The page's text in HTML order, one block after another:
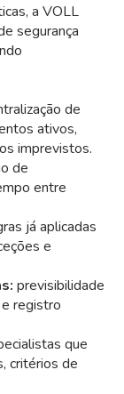
a VOLL
segurança
de
ativos,
imprevistos.
de
entre
já aplicadas
e
previsibilidade
registro
que
critérios de